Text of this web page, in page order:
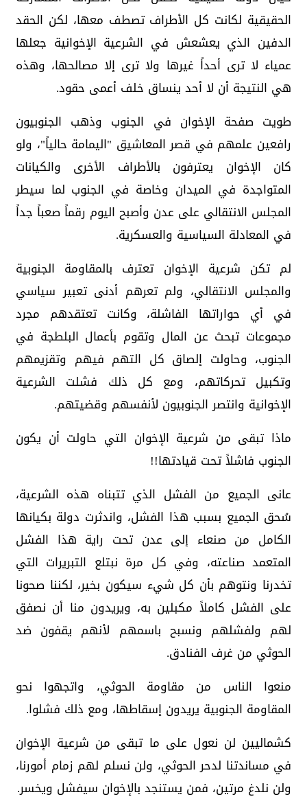
الحقيقية لكانت كل الأطراف تصطف معها، لكن الحقد
الدفين الذي يعشعش في الشرعية الإخوانية جعلها
عمياء لا ترى أحداً غيرها ولا ترى إلا مصالحها، وهذه
هي النتيجة أن لا أحد ينساق خلف أعمى حقود.
طويت صفحة الإخوان في الجنوب وذهب الجنوبيون
رافعين علمهم في قصر المعاشيق "اليمامة حالياً"، ولو
كان الإخوان يعترفون بالأطراف الأخرى والكيانات
المتواجدة في الميدان وخاصة في الجنوب لما سيطر
المجلس الانتقالي على عدن وأصبح اليوم رقماً صعباً جداً
في المعادلة السياسية والعسكرية.
لم تكن شرعية الإخوان تعترف بالمقاومة الجنوبية
والمجلس الانتقالي، ولم تعرهم أدنى تعبير سياسي
في أي حواراتها الفاشلة، وكانت تعتقدهم مجرد
مجموعات تبحث عن المال وتقوم بأعمال البلطجة في
الجنوب، وحاولت إلصاق كل التهم فيهم وتقزيمهم
وتكبيل تحركاتهم، ومع كل ذلك فشلت الشرعية
الإخوانية وانتصر الجنوبيون لأنفسهم وقضيتهم.
ماذا تبقى من شرعية الإخوان التي حاولت أن يكون
الجنوب فاشلاً تحت قيادتها!!
عانى الجميع من الفشل الذي تتبناه هذه الشرعية،
سُحق الجميع بسبب هذا الفشل، واندثرت دولة بكيانها
الكامل من صنعاء إلى عدن تحت راية هذا الفشل
المتعمد صناعته، وفي كل مرة نبتلع التبريرات التي
تخدرنا ونتوهم بأن كل شيء سيكون بخير، لكننا صحونا
على الفشل كاملاً مكبلين به، ويريدون منا أن نصفق
لهم ولفشلهم ونسبح باسمهم لأنهم يقفون ضد
الحوثي من غرف الفنادق.
منعوا الناس من مقاومة الحوثي، واتجهوا نحو
المقاومة الجنوبية يريدون إسقاطها، ومع ذلك فشلوا.
كشماليين لن نعول على ما تبقى من شرعية الإخوان
في مساندتنا لدحر الحوثي، ولن نسلم لهم زمام أمورنا،
ولن نلدغ مرتين، فمن يستنجد بالإخوان سيفشل ويخسر.